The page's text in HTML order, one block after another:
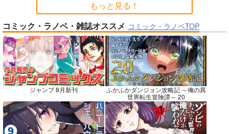
No.6 No.8 No.8
もっと見る！
コミック・ラノベ・雑誌オススメ コミック・ラノベTOP
ジャンプ 8月新刊
ふかふかダンジョン攻略記 ～俺の異
世界転生冒険譚～ 20